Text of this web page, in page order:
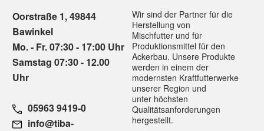
Oorstraße 1, 49844
Bawinkel
Mo. - Fr. 07:30 - 17:00 Uhr
Samstag 07:30 - 12.00
Uhr
05963 9419-0
info@tiba-
Wir sind der Partner für die
Herstellung von
Mischfutter und für
Produktionsmittel für den
Ackerbau. Unsere Produkte
werden in einem der
modernsten Kraftfutterwerke
unserer Region und
unter höchsten
Qualitätsanforderungen
hergestellt.